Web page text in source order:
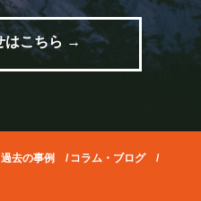
はこちら →
過去の事例 / コラム・ブログ/